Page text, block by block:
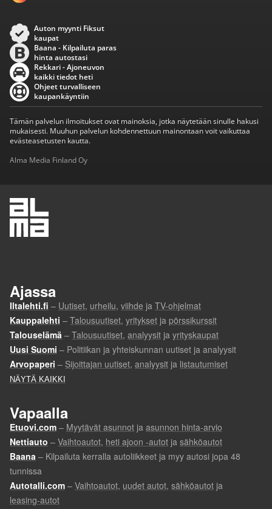
Auton myynti Fiksut
kaupat
Baana - Kilpailuta paras
hinta autostasi
Rekkari - Ajoneuvon
kaikki tiedot heti
Ohjeet turvalliseen
kaupankäyntiin
Tämän palvelun ilmoitukset ovat mainoksia, jotka näytetään sinulle hakusi
mukaisesti. Muuhun palvelun kohdennettuun mainontaan voit vaikuttaa
evästeasetusten kautta.
Alma Media Finland Oy